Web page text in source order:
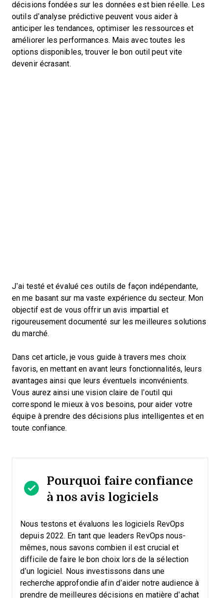
décisions fondées sur les données est bien réelle. Les
outils d’analyse prédictive peuvent vous aider à
anticiper les tendances, optimiser les ressources et
améliorer les performances. Mais avec toutes les
options disponibles, trouver le bon outil peut vite
devenir écrasant.
J’ai testé et évalué ces outils de façon indépendante,
en me basant sur ma vaste expérience du secteur. Mon
objectif est de vous offrir un avis impartial et
rigoureusement documenté sur les meilleures solutions
du marché.
Dans cet article, je vous guide à travers mes choix
favoris, en mettant en avant leurs fonctionnalités, leurs
avantages ainsi que leurs éventuels inconvénients.
Vous aurez ainsi une vision claire de l’outil qui
correspond le mieux à vos besoins, pour aider votre
équipe à prendre des décisions plus intelligentes et en
toute confiance.
Pourquoi faire confiance
à nos avis logiciels
Nous testons et évaluons les logiciels RevOps
depuis 2022. En tant que leaders RevOps nous-
mêmes, nous savons combien il est crucial et
difficile de faire le bon choix lors de la sélection
d’un logiciel. Nous investissons dans une
recherche approfondie afin d’aider notre audience à
prendre de meilleures décisions en matière d’achat